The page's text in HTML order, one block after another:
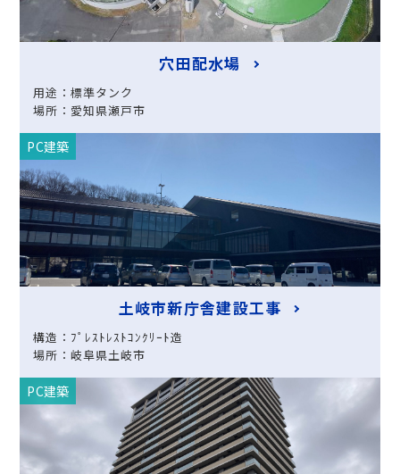
穴田配水場
用途：標準タンク
場所：愛知県瀬戸市
PC建築
土岐市新庁舎建設工事
構造：ﾌﾟﾚｽﾄﾚｽﾄｺﾝｸﾘｰﾄ造
場所：岐阜県土岐市
PC建築